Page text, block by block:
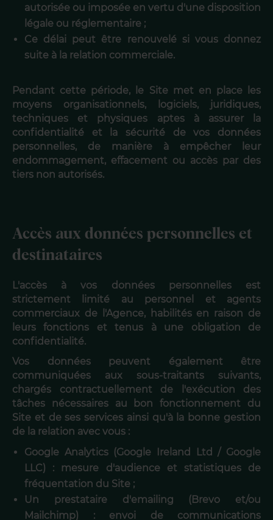
autorisée ou imposée en vertu d'une disposition
légale ou réglementaire ;
Ce délai peut être renouvelé si vous donnez
suite à la relation commerciale.
Pendant cette période, le Site met en place les
moyens organisationnels, logiciels, juridiques,
techniques et physiques aptes à assurer la
confidentialité et la sécurité de vos données
personnelles, de manière à empêcher leur
endommagement, effacement ou accès par des
tiers non autorisés.
Accès aux données personnelles et
destinataires
L'accès à vos données personnelles est
strictement limité au personnel et agents
commerciaux de l'Agence, habilités en raison de
leurs fonctions et tenus à une obligation de
confidentialité.
Vos données peuvent également être
communiquées aux sous-traitants suivants,
chargés contractuellement de l'exécution des
tâches nécessaires au bon fonctionnement du
Site et de ses services ainsi qu'à la bonne gestion
de la relation avec vous :
Google Analytics (Google Ireland Ltd / Google
LLC) : mesure d'audience et statistiques de
fréquentation du Site ;
Un prestataire d'emailing (Brevo et/ou
Mailchimp) : envoi de communications